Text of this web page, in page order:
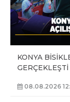
KONYA
GERÇEKLEŞTİ
08.08.2026